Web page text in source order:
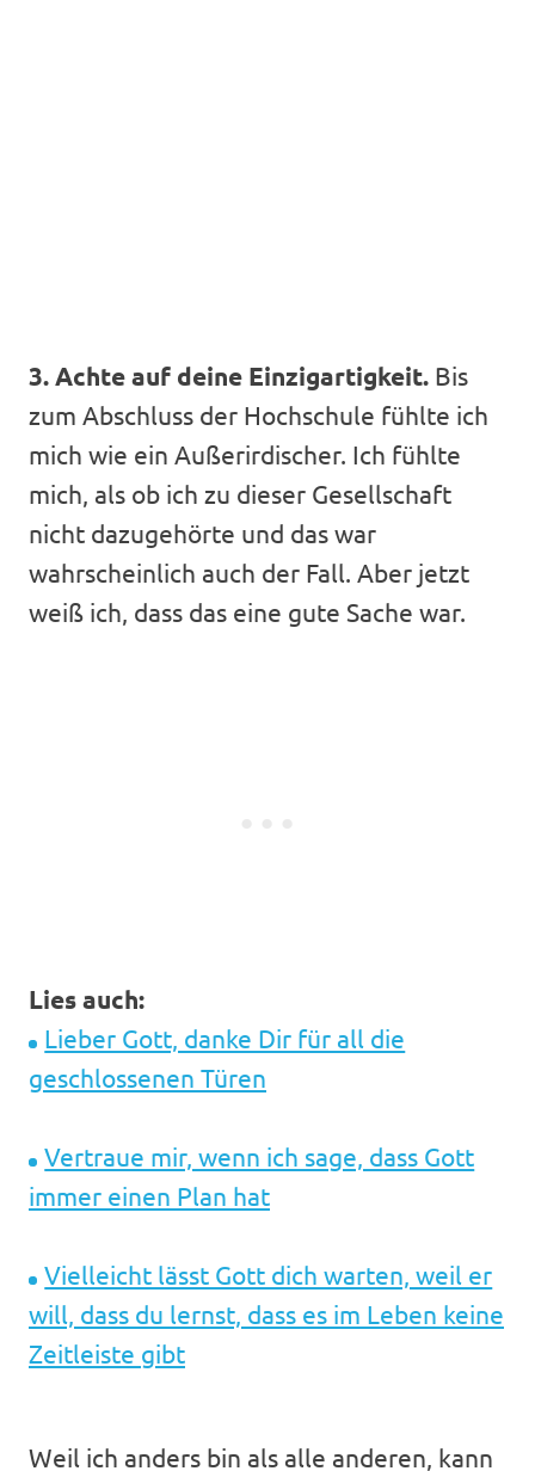
3. Achte auf deine Einzigartigkeit. Bis
zum Abschluss der Hochschule fühlte ich
mich wie ein Außerirdischer. Ich fühlte
mich, als ob ich zu dieser Gesellschaft
nicht dazugehörte und das war
wahrscheinlich auch der Fall. Aber jetzt
weiß ich, dass das eine gute Sache war.
Lies auch:
Lieber Gott, danke Dir für all die
geschlossenen Türen
Vertraue mir, wenn ich sage, dass Gott
immer einen Plan hat
Vielleicht lässt Gott dich warten, weil er
will, dass du lernst, dass es im Leben keine
Zeitleiste gibt
Weil ich anders bin als alle anderen, kann